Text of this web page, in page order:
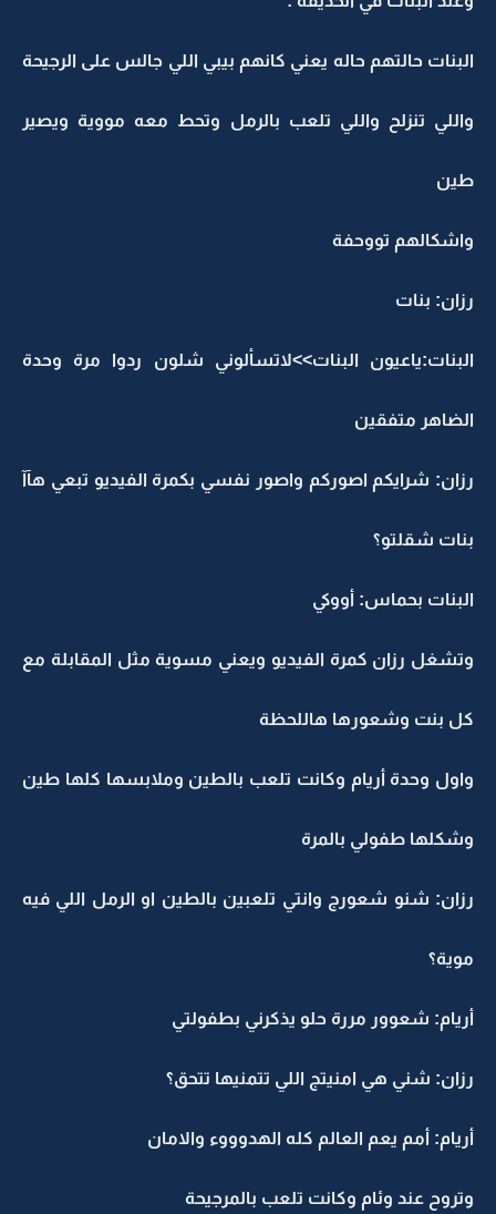
البنات حالتهم حاله يعني كانهم بيبي اللي جالس على الرجيحة
واللي تنزلح واللي تلعب بالرمل وتحط معه مووية ويصير
طين
واشكالهم تووحفة
رزان: بنات
البنات:ياعيون البنات>>لاتسألوني شلون ردوا مرة وحدة
الضاهر متفقين
رزان: شرايكم اصوركم واصور نفسي بكمرة الفيديو تبعي هآآ
بنات شقلتو؟
البنات بحماس: أووكي
وتشغل رزان كمرة الفيديو ويعني مسوية مثل المقابلة مع
كل بنت وشعورها هاللحظة
واول وحدة أريام وكانت تلعب بالطين وملابسها كلها طين
وشكلها طفولي بالمرة
رزان: شنو شعورج وانتي تلعبين بالطين او الرمل اللي فيه
موية؟
أريام: شعوور مررة حلو يذكرني بطفولتي
رزان: شني هي امنيتج اللي تتمنيها تتحق؟
أريام: أمم يعم العالم كله الهدوووء والامان
وتروح عند وئام وكانت تلعب بالمرجيحة